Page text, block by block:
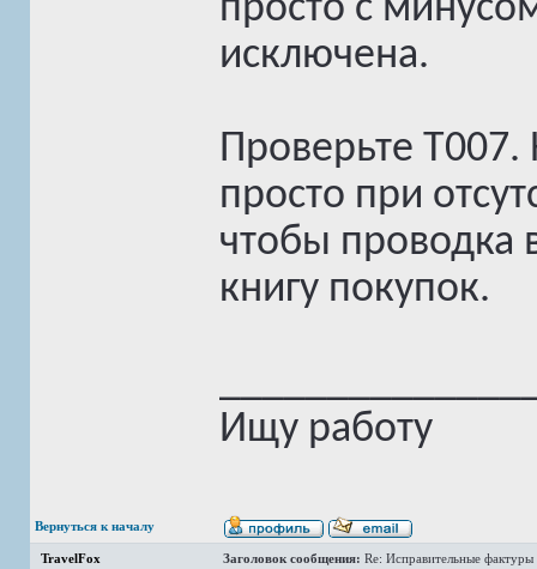
просто с
исключена.
Проверьте
просто при
чтобы проводка
книгу покупок.
Ищу работу
Вернуться к началу
TravelFox Заголовок сообщения: Re: Исправительные